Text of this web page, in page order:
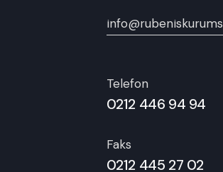
Telefon
0212 446 94 94
Faks
0212 445 27 02